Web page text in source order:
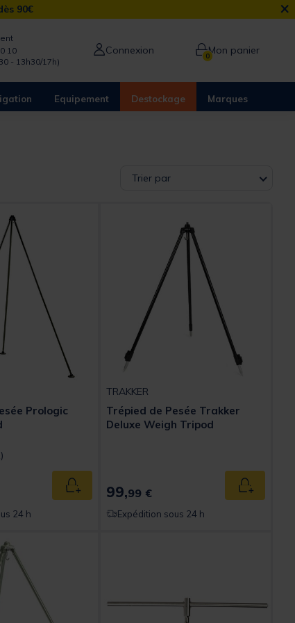
90€ ×
10
- 13h30/17h)
Connexion 0Mon panier
Equipement Destockage Marques
Trier par
Prologic
of 5 Customer Rating
Ajouter au panier
24 h
TRAKKER
Trépied de Pesée Trakker
Deluxe Weigh Tripod
99,99 € Ajouter
Expédition sous 24 h